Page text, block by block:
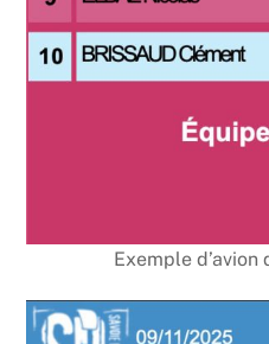
Exemple d’avion